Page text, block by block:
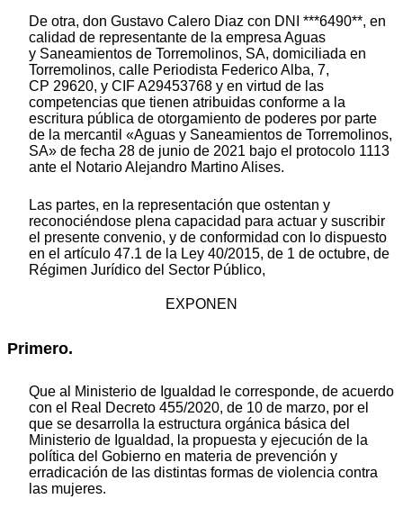
De otra, don Gustavo Calero Diaz con DNI ***6490**, en
calidad de representante de la empresa Aguas
y Saneamientos de Torremolinos, SA, domiciliada en
Torremolinos, calle Periodista Federico Alba, 7,
CP 29620, y CIF A29453768 y en virtud de las
competencias que tienen atribuidas conforme a la
escritura pública de otorgamiento de poderes por parte
de la mercantil «Aguas y Saneamientos de Torremolinos,
SA» de fecha 28 de junio de 2021 bajo el protocolo 1113
ante el Notario Alejandro Martino Alises.
Las partes, en la representación que ostentan y
reconociéndose plena capacidad para actuar y suscribir
el presente convenio, y de conformidad con lo dispuesto
en el artículo 47.1 de la Ley 40/2015, de 1 de octubre, de
Régimen Jurídico del Sector Público,
EXPONEN
Primero.
Que al Ministerio de Igualdad le corresponde, de acuerdo
con el Real Decreto 455/2020, de 10 de marzo, por el
que se desarrolla la estructura orgánica básica del
Ministerio de Igualdad, la propuesta y ejecución de la
política del Gobierno en materia de prevención y
erradicación de las distintas formas de violencia contra
las mujeres.